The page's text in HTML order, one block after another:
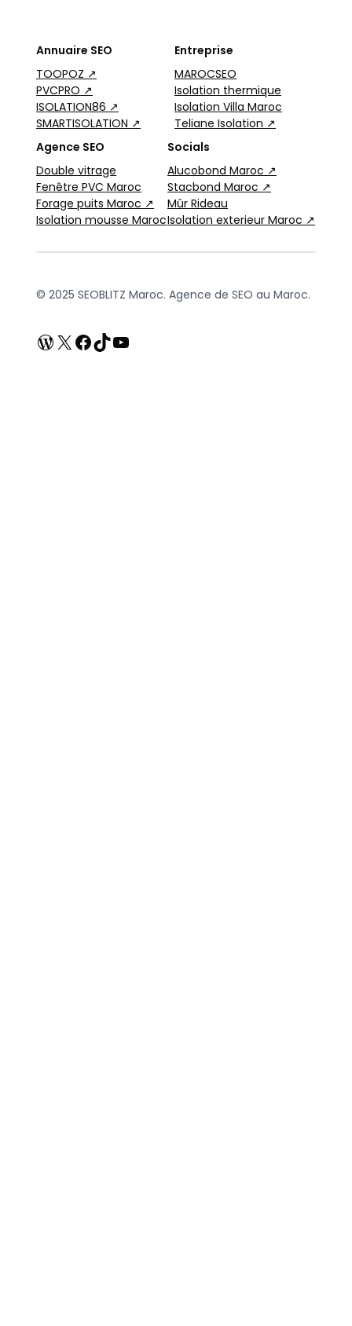
Annuaire SEO
TOOPOZ ↗
PVCPRO ↗
ISOLATION86 ↗
SMARTISOLATION ↗
Entreprise
MAROCSEO
Isolation thermique
Isolation Villa Maroc
Teliane Isolation ↗
Agence SEO
Double vitrage
Fenêtre PVC Maroc
Forage puits Maroc ↗
Isolation mousse Maroc
Socials
Alucobond Maroc ↗
Stacbond Maroc ↗
Mûr Rideau
Isolation exterieur Maroc ↗
© 2025 SEOBLITZ Maroc. Agence de SEO au Maroc.
WordPress
X Facebook
TikTokYouTube